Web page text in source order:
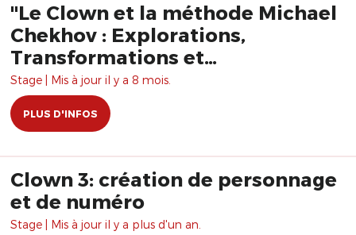
"Le Clown et la méthode Michael
Chekhov : Explorations,
Transformations et
Rayonnement" avec Rime Al
Baghli
Stage | Mis à jour il y a 8 mois.
PLUS D'INFOS
Clown 3: création de personnage
et de numéro
Stage | Mis à jour il y a plus d'un an.